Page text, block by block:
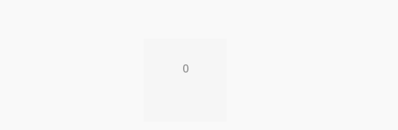
0